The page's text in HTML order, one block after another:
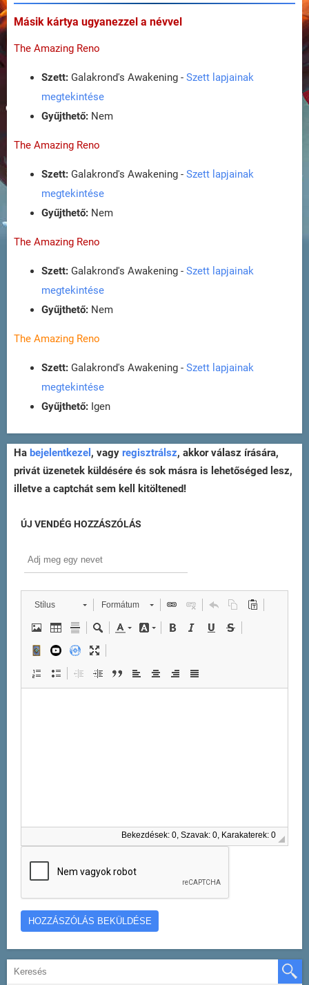
Másik kártya ugyanezzel a névvel
The Amazing Reno
Szett: Galakrond's Awakening - Szett lapjainak
megtekintése
Gyűjthető: Nem
The Amazing Reno
Szett: Galakrond's Awakening - Szett lapjainak
megtekintése
Gyűjthető: Nem
The Amazing Reno
Szett: Galakrond's Awakening - Szett lapjainak
megtekintése
Gyűjthető: Nem
The Amazing Reno
Szett: Galakrond's Awakening - Szett lapjainak
megtekintése
Gyűjthető: Igen
Ha bejelentkezel , vagy regisztrálsz, akkor válasz írására,
privát üzenetek küldésére és sok másra is lehetőséged lesz,
illetve a captchát sem kell kitöltened!
ÚJ VENDÉG HOZZÁSZÓLÁS
Stílus Formátum
Bekezdések: 0, Szavak: 0, Karakaterek: 0